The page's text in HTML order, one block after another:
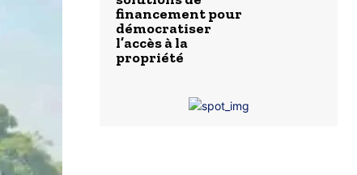
financement pour
démocratiser
l’accès à la
propriété